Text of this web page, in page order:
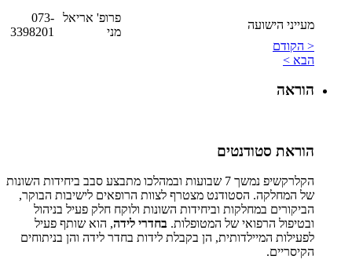
מעייני הישועה
פרופ' אריאל
מני
073-
3398201
< הקודם
הבא >
הוראה
הוראת סטודנטים
הקלרקשיפ נמשך 7 שבועות ובמהלכו מתבצע סבב ביחידות השונות
של המחלקה. הסטודנט מצטרף לצוות הרופאים לישיבות הבוקר,
הביקורים במחלקות וביחידות השונות ולוקח חלק פעיל בניהול
ובטיפול הרפואי של המטופלות. בחדרי לידה, הוא שותף פעיל
לפעילות המיילדותית, הן בקבלת לידות בחדר לידה והן בניתוחים
הקיסריים.